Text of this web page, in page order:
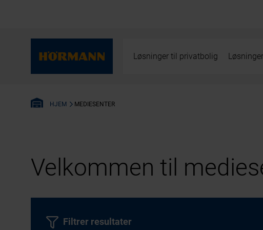
Løsninger til privatbolig
HJEM MEDIESENTER
Velkommen til
Filtrer resultater